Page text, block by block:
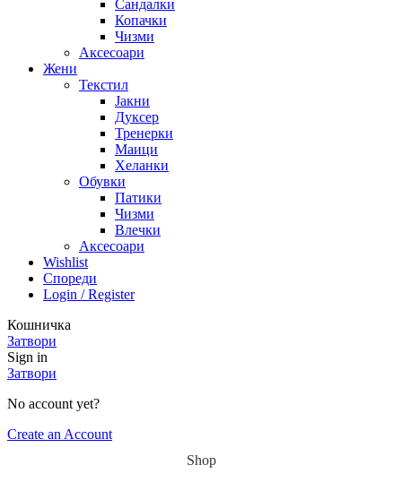
Сандалки
Копачки
Чизми
Аксесоари
Жени
Текстил
Јакни
Дуксер
Тренерки
Маици
Хеланки
Обувки
Патики
Чизми
Влечки
Аксесоари
Wishlist
Спореди
Login / Register
Кошничка
Затвори
Sign in
Затвори
No account yet?
Create an Account
Shop